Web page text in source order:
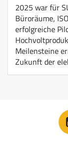
2025 war für
Büroräume,
erfolgreiche
Meilensteine
Zukunft der